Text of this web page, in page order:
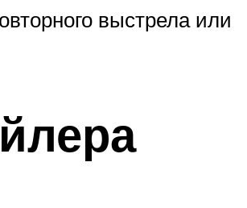
выстрела или